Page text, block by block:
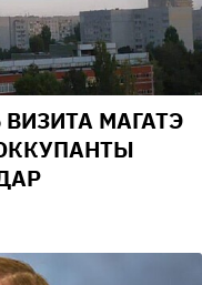
МАГАТЭ